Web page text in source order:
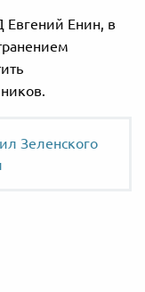
Евгений Енин, в
Зеленского